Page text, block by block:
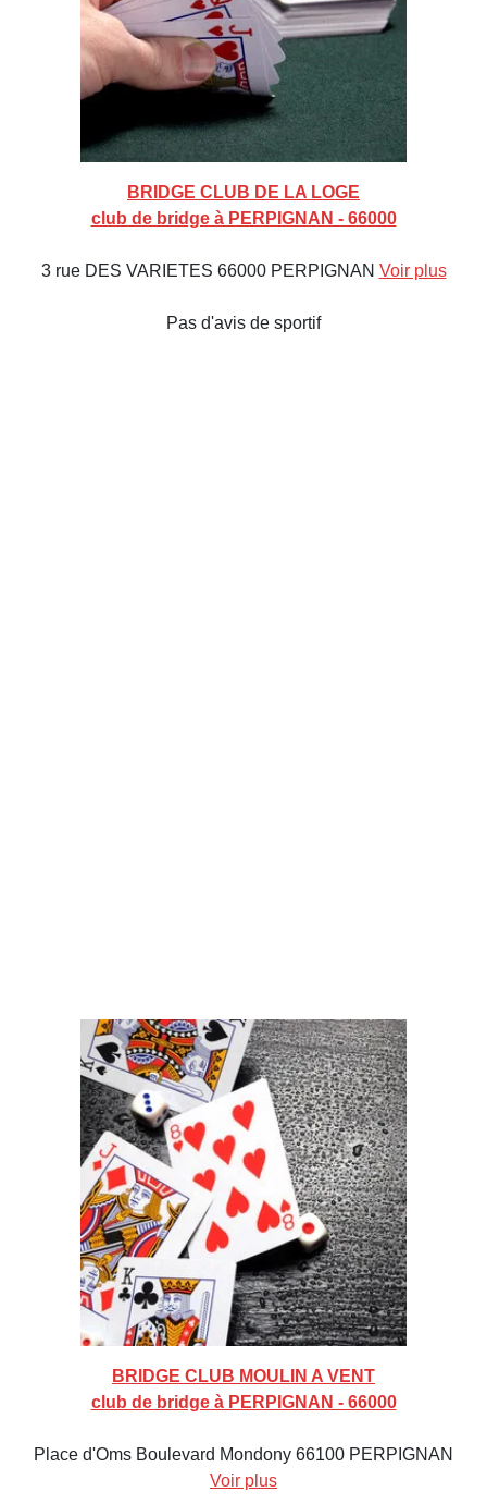
BRIDGE CLUB DE LA LOGE
club de bridge à PERPIGNAN - 66000
3 rue DES VARIETES 66000 PERPIGNAN Voir plus
Pas d'avis de sportif
BRIDGE CLUB MOULIN A VENT
club de bridge à PERPIGNAN - 66000
Place d'Oms Boulevard Mondony 66100 PERPIGNAN
Voir plus